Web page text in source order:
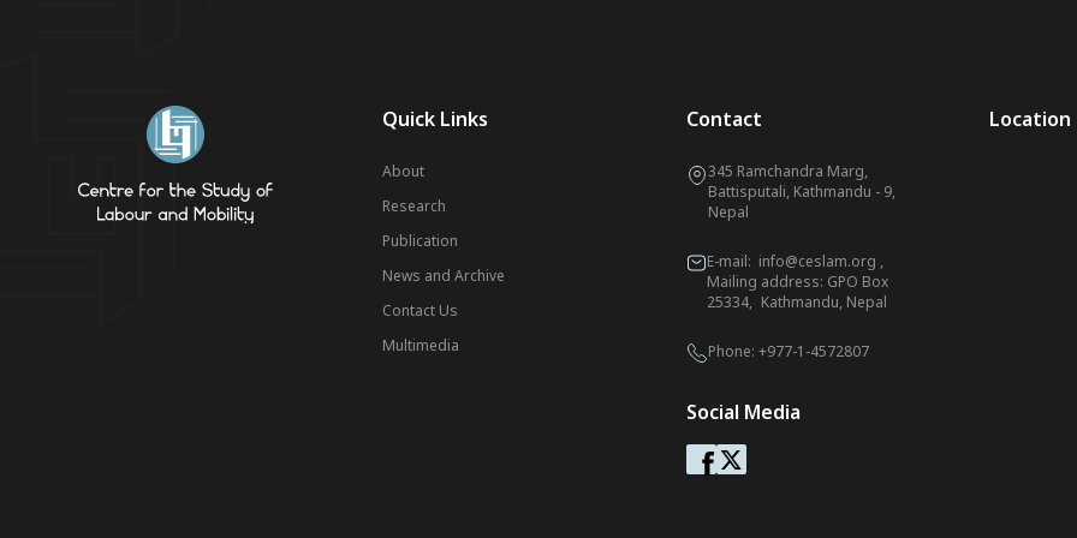
Quick Links
About
Research
Publication
News and Archive
Contact Us
Multimedia
Contact
345 Ramchandra Marg,
Battisputali, Kathmandu - 9,
Nepal
E-mail: info@ceslam.org ,
Mailing address: GPO Box
25334, Kathmandu, Nepal
Phone: +977-1-4572807
Social Media
Location